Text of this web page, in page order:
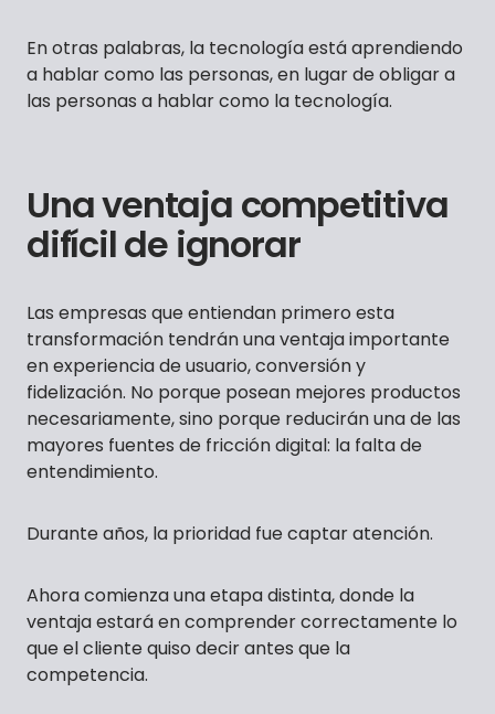
En otras palabras, la tecnología está aprendiendo
a hablar como las personas, en lugar de obligar a
las personas a hablar como la tecnología.
Una ventaja competitiva
difícil de ignorar
Las empresas que entiendan primero esta
transformación tendrán una ventaja importante
en experiencia de usuario, conversión y
fidelización. No porque posean mejores productos
necesariamente, sino porque reducirán una de las
mayores fuentes de fricción digital: la falta de
entendimiento.
Durante años, la prioridad fue captar atención.
Ahora comienza una etapa distinta, donde la
ventaja estará en comprender correctamente lo
que el cliente quiso decir antes que la
competencia.